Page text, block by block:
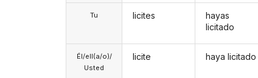
Tu
Él/ell(a/o)/
Usted
licites
licite
hayas
licitado
haya licitado